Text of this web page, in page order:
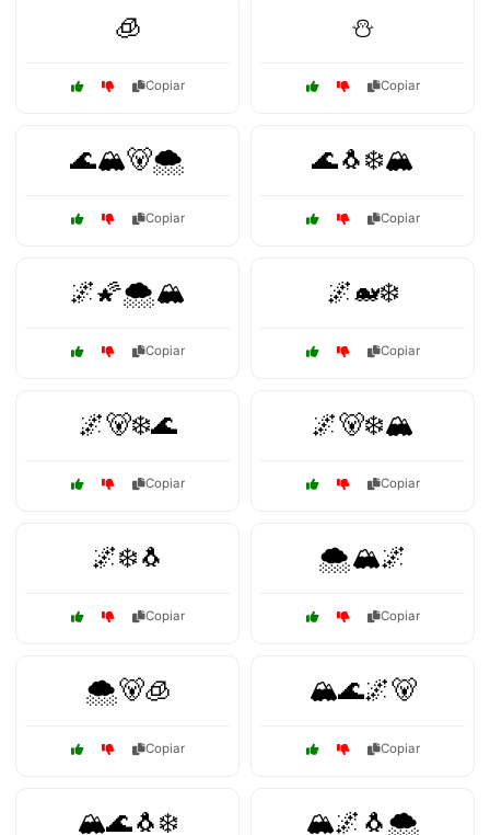
🧊
Copiar
⛄
Copiar
🌊🏔️🐻🌨️
Copiar
🌊🐧❄️🏔️
Copiar
🌌🌠🌨️🏔️
Copiar
🌌🐋❄️
Copiar
🌌🐻❄️🌊
Copiar
🌌🐻❄️🏔️
Copiar
🌌❄️🐧
Copiar
🌨️🏔️🌌
Copiar
🌨️🐻🧊
Copiar
🏔️🌊🌌🐻
Copiar
🏔️🌊🐧❄️ 🏔️🌌🐧🌨️